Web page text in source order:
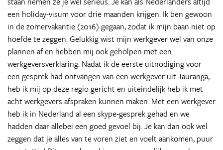
een holiday-visum voor drie maanden krijgen. Ik ben gewoon
in de zomervakantie (2016) gegaan, zodat ik mijn baan niet op
hoefde te zeggen. Gelukkig wist mijn werkgever wel van onze
plannen af en hebben mij ook geholpen met een
werkgeversverklaring. Nadat ik de eerste uitnodiging voor
een gesprek had ontvangen van een werkgever uit Tauranga,
heb ik mij op deze regio gericht en uiteindelijk heb ik met
acht werkgevers afspraken kunnen maken. Met een werkgever
heb ik in Nederland al een skype-gesprek gehad en we
hadden daar allebei een goed gevoel bij. Je kan dan ook wel
zeggen dat je alles van te voren ziet en voelt aankomen, puur